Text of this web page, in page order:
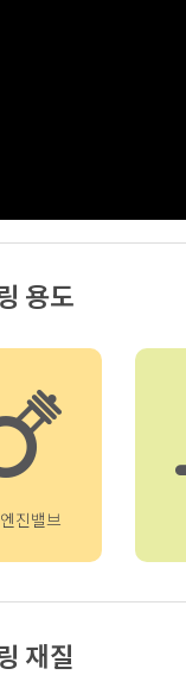
용도
진밸브
재질